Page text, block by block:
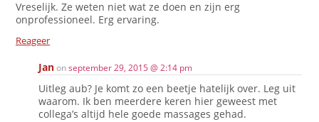
Vreselijk. Ze weten niet wat ze doen en zijn erg
onprofessioneel. Erg ervaring.
Reageer
Janonseptember 29, 2015 @ 2:14 pm
Uitleg aub? Je komt zo een beetje hatelijk over. Leg uit
waarom. Ik ben meerdere keren hier geweest met
collega’s altijd hele goede massages gehad.